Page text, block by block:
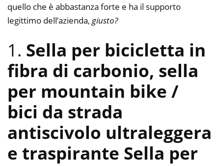
quello che è abbastanza forte e ha il supporto
legittimo dell’azienda, giusto?
1. Sella per bicicletta in
fibra di carbonio, sella
per mountain bike /
bici da strada
antiscivolo ultraleggera
e traspirante Sella per